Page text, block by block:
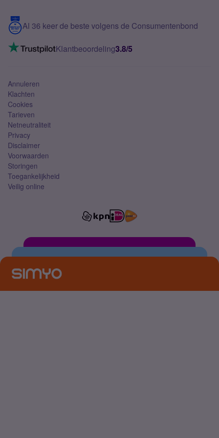
5G internet
Mobiel internet
Mobiel abonnement
Contact
VoLTE 4G bellen
Al 36 keer de beste volgens de Consumentenbond
Klantbeoordeling3.8/5
Annuleren
Klachten
Cookies
Tarieven
Netneutraliteit
Privacy
Disclaimer
Voorwaarden
Storingen
Toegankelijkheid
Veilig online